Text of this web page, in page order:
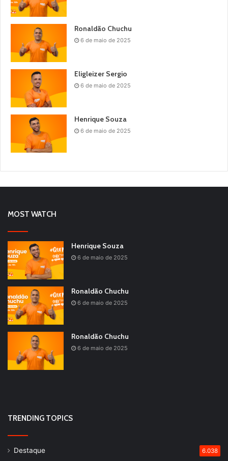
Ronaldão Chuchu
6 de maio de 2025
Eligleizer Sergio
6 de maio de 2025
Henrique Souza
6 de maio de 2025
MOST WATCH
Henrique Souza
6 de maio de 2025
Ronaldão Chuchu
6 de maio de 2025
Ronaldão Chuchu
6 de maio de 2025
TRENDING TOPICS
Destaque 6.038